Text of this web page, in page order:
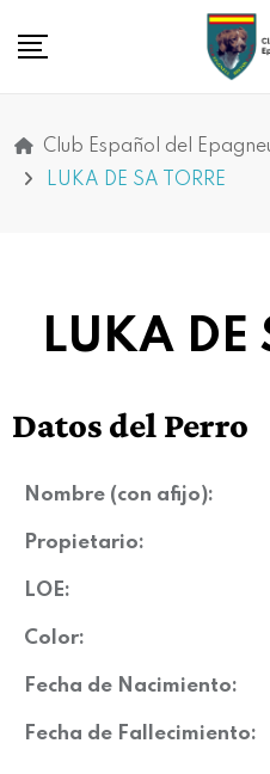
Club Español del
LUKA DE SA TORRE
LUKA DE
Datos del Perro
Nombre (con afijo):
Propietario:
LOE:
Color:
Fecha de Nacimiento:
Fecha de Fallecimiento: